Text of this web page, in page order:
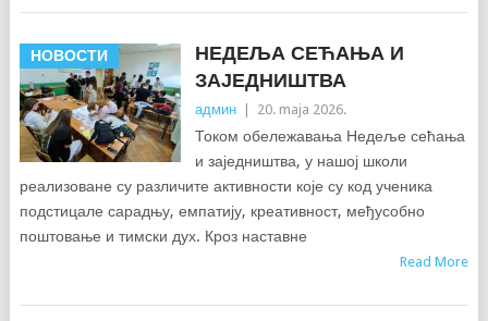
НОВОСТИ
НЕДЕЉА СЕЋАЊА И
ЗАЈЕДНИШТВА
админ 20. maja 2026.
Током обележавања Недеље сећања
и заједништва, у нашој школи
реализоване су различите активности које су код ученика
подстицале сарадњу, емпатију, креативност, међусобно
поштовање и тимски дух. Кроз наставне
Read More